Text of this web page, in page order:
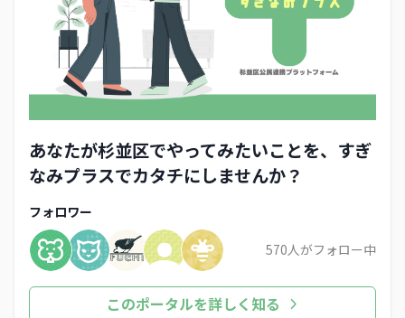
あなたが杉並区でやってみたいことを、すぎ
なみプラスでカタチにしませんか？
フォロワー
570人がフォロー中
このポータルを詳しく知る